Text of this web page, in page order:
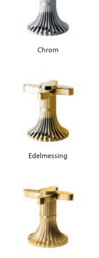
Chrom
Edelmessing